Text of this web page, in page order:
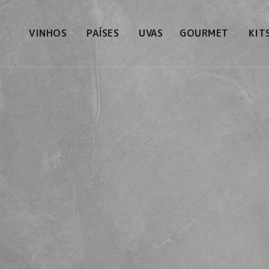
VINHOS PAÍSES UVAS GOURMET